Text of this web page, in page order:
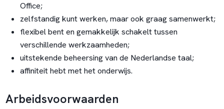
Office;
zelfstandig kunt werken, maar ook graag samenwerkt;
flexibel bent en gemakkelijk schakelt tussen
verschillende werkzaamheden;
uitstekende beheersing van de Nederlandse taal;
affiniteit hebt met het onderwijs.
Arbeidsvoorwaarden